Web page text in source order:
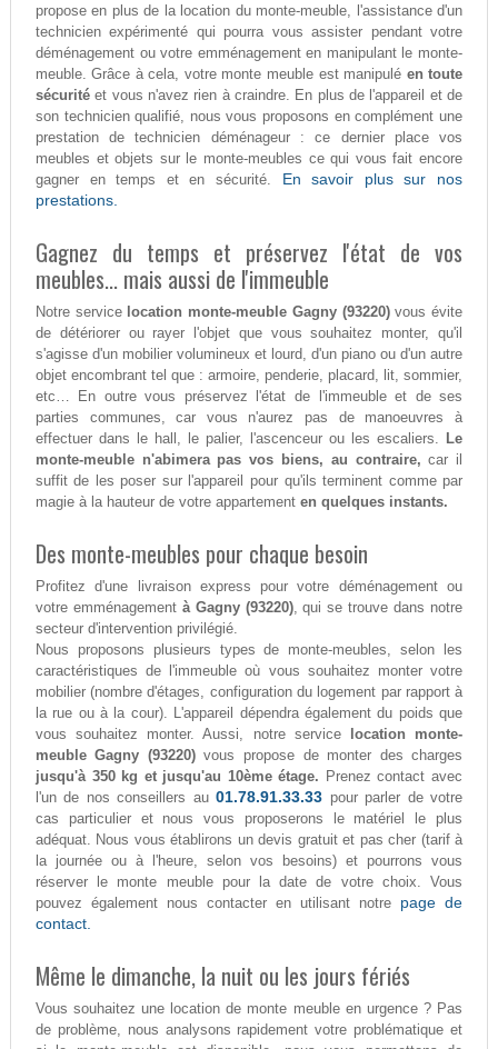
propose en plus de la location du monte-meuble, l'assistance d'un
technicien expérimenté qui pourra vous assister pendant votre
déménagement ou votre emménagement en manipulant le monte-
meuble. Grâce à cela, votre monte meuble est manipulé en toute
sécuritéet vous n'avez rien à craindre. En plus de l'appareil et de
son technicien qualifié, nous vous proposons en complément une
prestation de technicien déménageur : ce dernier place vos
meubles et objets sur le monte-meubles ce qui vous fait encore
gagner en temps et en sécurité. En savoir plus sur nos
prestations.
Gagnez du temps et préservez l'état de vos
meubles... mais aussi de l'immeuble
Notre service location monte-meuble Gagny (93220)vous évite
de détériorer ou rayer l'objet que vous souhaitez monter, qu'il
s'agisse d'un mobilier volumineux et lourd, d'un piano ou d'un autre
objet encombrant tel que : armoire, penderie, placard, lit, sommier,
etc… En outre vous préservez l'état de l'immeuble et de ses
parties communes, car vous n'aurez pas de manoeuvres à
effectuer dans le hall, le palier, l'ascenceur ou les escaliers. Le
monte-meuble n'abimera pas vos biens, au contraire, car il
suffit de les poser sur l'appareil pour qu'ils terminent comme par
magie à la hauteur de votre appartement en quelques instants.
Des monte-meubles pour chaque besoin
Profitez d'une livraison express pour votre déménagement ou
votre emménagement à Gagny (93220), qui se trouve dans notre
secteur d'intervention privilégié.
Nous proposons plusieurs types de monte-meubles, selon les
caractéristiques de l'immeuble où vous souhaitez monter votre
mobilier (nombre d'étages, configuration du logement par rapport à
la rue ou à la cour). L'appareil dépendra également du poids que
vous souhaitez monter. Aussi, notre service
location monte-
meuble Gagny (93220)vous propose de monter des charges
jusqu'à 350 kg et jusqu'au 10ème étage. Prenez contact avec
l'un de nos conseillers au01.78.91.33.33 pour parler de votre
cas particulier et nous vous proposerons le matériel le plus
adéquat. Nous vous établirons un devis gratuit et pas cher (tarif à
la journée ou à l'heure, selon vos besoins) et pourrons vous
réserver le monte meuble pour la date de votre choix. Vous
pouvez également nous contacter en utilisant notre page de
contact.
Même le dimanche, la nuit ou les jours fériés
Vous souhaitez une location de monte meuble en urgence ? Pas
de problème, nous analysons rapidement votre problématique et